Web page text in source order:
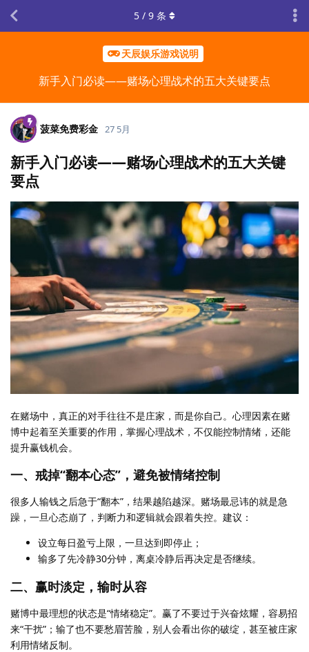
天辰娱乐游戏说明
新手入门必读——赌场心理战术的五大关键要点
5 / 9 条
菠菜免费彩金 27 5月
新手入门必读——赌场心理战术的五大关键
要点
在赌场中，真正的对手往往不是庄家，而是你自己。心理因素在赌
博中起着至关重要的作用，掌握心理战术，不仅能控制情绪，还能
提升赢钱机会。
一、戒掉“翻本心态”，避免被情绪控制
很多人输钱之后急于“翻本”，结果越陷越深。赌场最忌讳的就是急
躁，一旦心态崩了，判断力和逻辑就会跟着失控。建议：
设立每日盈亏上限，一旦达到即停止；
输多了先冷静30分钟，离桌冷静后再决定是否继续。
二、赢时淡定，输时从容
赌博中最理想的状态是“情绪稳定”。赢了不要过于兴奋炫耀，容易招
来“干扰”；输了也不要愁眉苦脸，别人会看出你的破绽，甚至被庄家
利用情绪反制。